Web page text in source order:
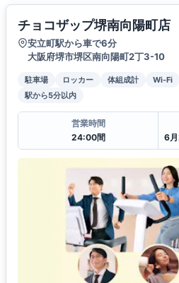
チョコザップ堺南向陽町店
安立町駅から車で6分
大阪府堺市堺区南向陽町2丁3-10
駐車場 ロッカー 体組成計 Wi-Fi
駅から5分以内
営業時間
24:00間